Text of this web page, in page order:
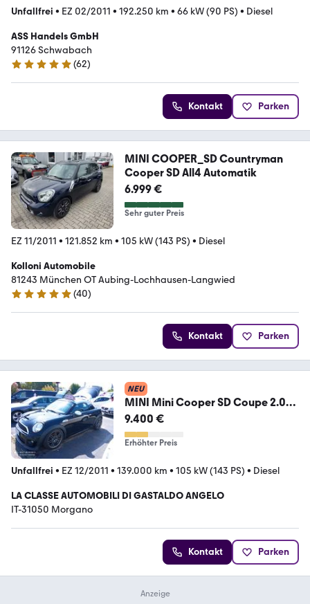
Unfallfrei • EZ 02/2011 • 192.250 km • 66 kW (90 PS) • Diesel
ASS Handels GmbH
91126 Schwabach
4.8 Sterne
(62)
Kontakt Parken
MINI COOPER_SD Countryman
Cooper SD All4 Automatik
6.999 €
Sehr guter Preis
EZ 11/2011 • 121.852 km • 105 kW (143 PS) • Diesel
Kolloni Automobile
81243 München OT Aubing-Lochhausen-Langwied
5 Sterne
(40)
Kontakt Parken
NEU
MINI Mini Cooper SD Coupe 2.0
Coupé 143CV promozione
9.400 €
Erhöhter Preis
Unfallfrei • EZ 12/2011 • 139.000 km • 105 kW (143 PS) • Diesel
LA CLASSE AUTOMOBILI DI GASTALDO ANGELO
IT-31050 Morgano
Kontakt Parken